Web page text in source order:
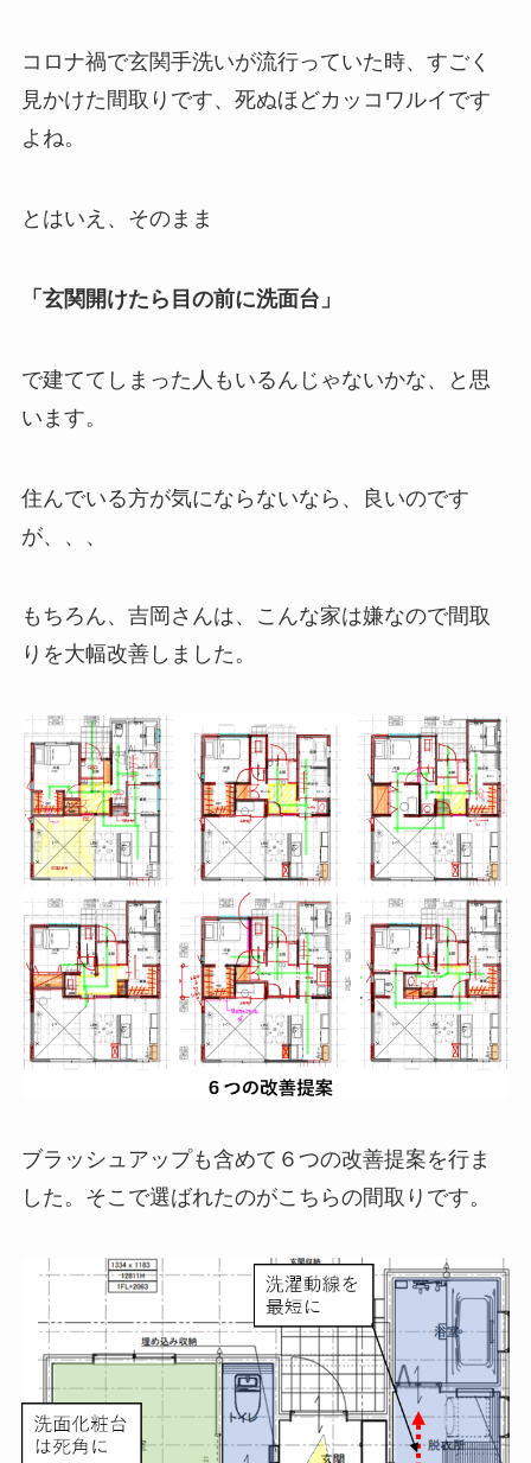
コロナ禍で玄関手洗いが流行っていた時、すごく
見かけた間取りです、死ぬほどカッコワルイです
よね。
とはいえ、そのまま
「玄関開けたら目の前に洗面台」
で建ててしまった人もいるんじゃないかな、と思
います。
住んでいる方が気にならないなら、良いのです
が、、、
もちろん、吉岡さんは、こんな家は嫌なので間取
りを大幅改善しました。
ブラッシュアップも含めて６つの改善提案を行ま
した。そこで選ばれたのがこちらの間取りです。